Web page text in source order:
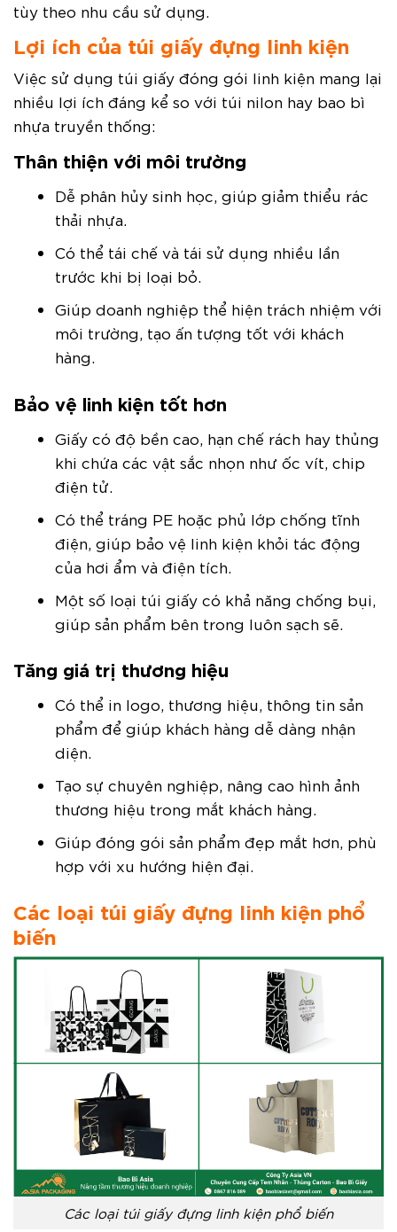
tùy theo nhu cầu sử dụng.
Lợi ích của túi giấy đựng linh kiện
Việc sử dụng túi giấy đóng gói linh kiện mang lại
nhiều lợi ích đáng kể so với túi nilon hay bao bì
nhựa truyền thống:
Thân thiện với môi trường
Dễ phân hủy sinh học, giúp giảm thiểu rác
thải nhựa.
Có thể tái chế và tái sử dụng nhiều lần
trước khi bị loại bỏ.
Giúp doanh nghiệp thể hiện trách nhiệm với
môi trường, tạo ấn tượng tốt với khách
hàng.
Bảo vệ linh kiện tốt hơn
Giấy có độ bền cao, hạn chế rách hay thủng
khi chứa các vật sắc nhọn như ốc vít, chip
điện tử.
Có thể tráng PE hoặc phủ lớp chống tĩnh
điện, giúp bảo vệ linh kiện khỏi tác động
của hơi ẩm và điện tích.
Một số loại túi giấy có khả năng chống bụi,
giúp sản phẩm bên trong luôn sạch sẽ.
Tăng giá trị thương hiệu
Có thể in logo, thương hiệu, thông tin sản
phẩm để giúp khách hàng dễ dàng nhận
diện.
Tạo sự chuyên nghiệp, nâng cao hình ảnh
thương hiệu trong mắt khách hàng.
Giúp đóng gói sản phẩm đẹp mắt hơn, phù
hợp với xu hướng hiện đại.
Các loại túi giấy đựng linh kiện phổ
biến
Các loại túi giấy đựng linh kiện phổ biến